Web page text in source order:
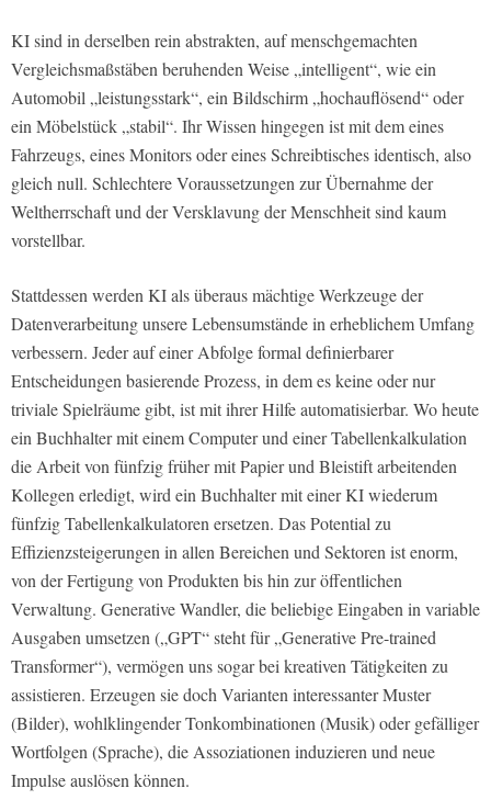
KI sind in derselben rein abstrakten, auf menschgemachten
Vergleichsmaßstäben beruhenden Weise „intelligent“, wie ein
Automobil „leistungsstark“, ein Bildschirm „hochauflösend“ oder
ein Möbelstück „stabil“. Ihr Wissen hingegen ist mit dem eines
Fahrzeugs, eines Monitors oder eines Schreibtisches identisch, also
gleich null. Schlechtere Voraussetzungen zur Übernahme der
Weltherrschaft und der Versklavung der Menschheit sind kaum
vorstellbar.
Stattdessen werden KI als überaus mächtige Werkzeuge der
Datenverarbeitung unsere Lebensumstände in erheblichem Umfang
verbessern. Jeder auf einer Abfolge formal definierbarer
Entscheidungen basierende Prozess, in dem es keine oder nur
triviale Spielräume gibt, ist mit ihrer Hilfe automatisierbar. Wo heute
ein Buchhalter mit einem Computer und einer Tabellenkalkulation
die Arbeit von fünfzig früher mit Papier und Bleistift arbeitenden
Kollegen erledigt, wird ein Buchhalter mit einer KI wiederum
fünfzig Tabellenkalkulatoren ersetzen. Das Potential zu
Effizienzsteigerungen in allen Bereichen und Sektoren ist enorm,
von der Fertigung von Produkten bis hin zur öffentlichen
Verwaltung. Generative Wandler, die beliebige Eingaben in variable
Ausgaben umsetzen („GPT“ steht für „Generative Pre-trained
Transformer“), vermögen uns sogar bei kreativen Tätigkeiten zu
assistieren. Erzeugen sie doch Varianten interessanter Muster
(Bilder), wohlklingender Tonkombinationen (Musik) oder gefälliger
Wortfolgen (Sprache), die Assoziationen induzieren und neue
Impulse auslösen können.